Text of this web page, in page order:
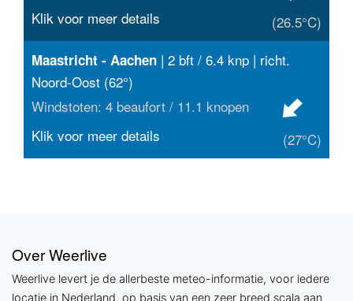
(26.5°C)
Klik voor meer details
Maastricht - Aachen | 2 bft / 6.4 knp | richt.
Noord-Oost (62°)
Windstoten: 4 beaufort / 11.1 knopen
(27°C)
Klik voor meer details
Over Weerlive
Weerlive levert je de allerbeste meteo-informatie, voor iedere
locatie in Nederland, op basis van een zeer breed scala aan